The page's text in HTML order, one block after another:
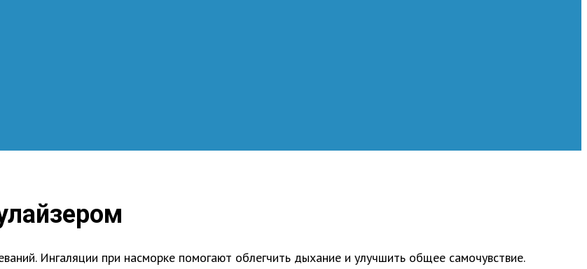
Ингаляции при насморке помогают облегчить дыхание и улучшить общее самочувствие.